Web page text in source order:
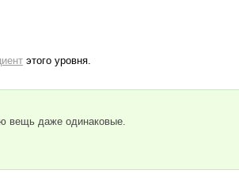
этого уровня.
вещь даже одинаковые.